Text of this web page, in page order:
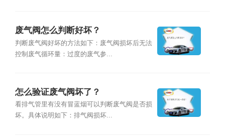
废气阀怎么判断好坏？
判断废气阀好坏的方法如下：废气阀损坏后无法
控制废气循环量：过度的废气参...
怎么验证废气阀坏了？
看排气管里有没有冒蓝烟可以判断废气阀是否损
坏。具体说明如下：排气阀损坏...